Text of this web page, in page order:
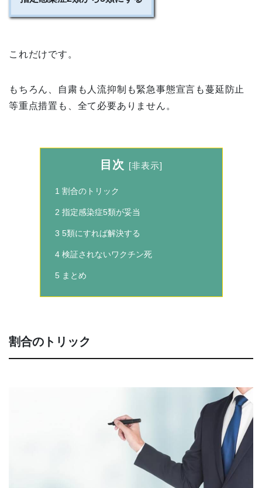
これだけです。
もちろん、自粛も人流抑制も緊急事態宣言も蔓延防止
等重点措置も、全て必要ありません。
目次 [非表示]
1 割合のトリック
2 指定感染症5類が妥当
3 5類にすれば解決する
4検証されないワクチン死
5 まとめ
割合のトリック